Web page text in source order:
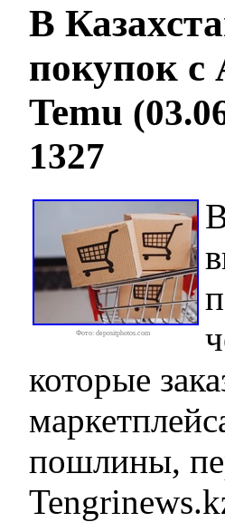
В
покупок с
Temu
1327
Фото: depositphotos.com
которые
пошлины,